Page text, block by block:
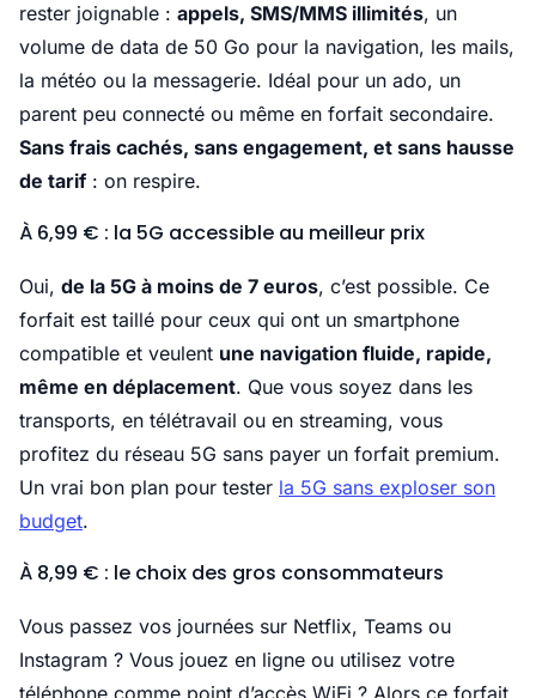
rester joignable : appels, SMS/MMS illimités, un
volume de data de 50 Go pour la navigation, les mails,
la météo ou la messagerie. Idéal pour un ado, un
parent peu connecté ou même en forfait secondaire.
Sans frais cachés, sans engagement, et sans hausse
de tarif: on respire.
À 6,99 € : la 5G accessible au meilleur prix
Oui, de la 5G à moins de 7 euros, c’est possible. Ce
forfait est taillé pour ceux qui ont un smartphone
compatible et veulent une navigation fluide, rapide,
même en déplacement. Que vous soyez dans les
transports, en télétravail ou en streaming, vous
profitez du réseau 5G sans payer un forfait premium.
Un vrai bon plan pour tester la 5G sans exploser son
budget.
À 8,99 € : le choix des gros consommateurs
Vous passez vos journées sur Netflix, Teams ou
Instagram ? Vous jouez en ligne ou utilisez votre